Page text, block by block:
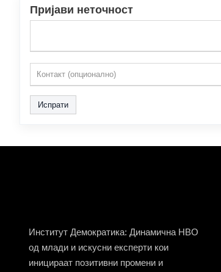
Пријави неточност
Испрати
Институт Демократика: Динамична НВО
од млади и искусни експерти кои
иницираат позитивни промени и